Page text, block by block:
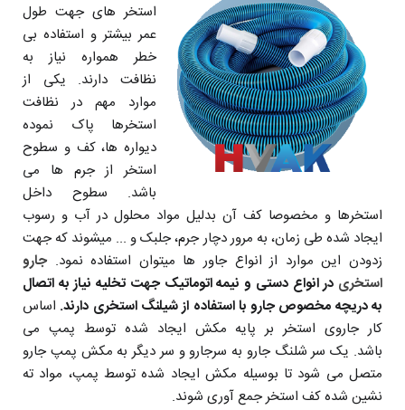
استخر های جهت طول
عمر بیشتر و استفاده بی
خطر همواره نیاز به
نظافت دارند. یکی از
موارد مهم در نظافت
استخرها پاک نموده
دیواره ها، کف و سطوح
استخر از جرم ها می
باشد. سطوح داخل
استخرها و مخصوصا کف آن بدلیل مواد محلول در آب و رسوب
ایجاد شده طی زمان، به مرور دچار جرم، جلبک و ... میشوند که جهت
زدودن این موارد از انواع جاور ها میتوان استفاده نمود. جارو
استخری در انواع دستی و نیمه اتوماتیک جهت تخلیه نیاز به اتصال
به دریچه مخصوص جارو با استفاده از شیلنگ استخری دارند. اساس
کار جاروی استخر بر پایه مکش ایجاد شده توسط پمپ می
باشد. یک سر شلنگ جارو به سرجارو و سر دیگر به مکش پمپ جارو
متصل می شود تا بوسیله مکش ایجاد شده توسط پمپ، مواد ته
نشین شده کف استخر جمع آوری شوند.